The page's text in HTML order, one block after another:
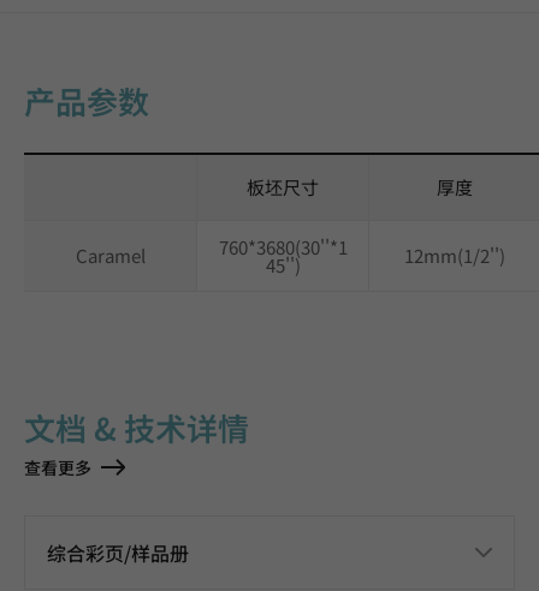
产品参数
板坯尺寸 厚度
Caramel 760*3680(30''*1
45'') 12mm(1/2'')
文档 & 技术详情
查看更多
综合彩页/样品册